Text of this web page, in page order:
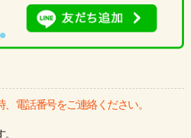
電話番号をご連絡ください。